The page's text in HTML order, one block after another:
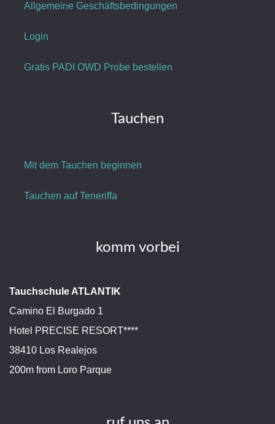
Allgemeine Geschäftsbedingungen
Login
Gratis PADI OWD Probe bestellen
Tauchen
Mit dem Tauchen beginnen
Tauchen auf Teneriffa
komm vorbei
Tauchschule ATLANTIK
Camino El Burgado 1
Hotel PRECISE RESORT****
38410 Los Realejos
200m from Loro Parque